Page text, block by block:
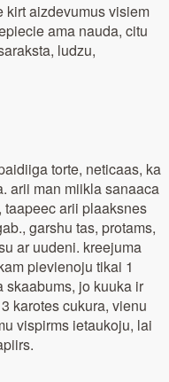
kirt aizdevumus visiem
ama nauda, citu
ludzu,
torte, neticaas, ka
arii man miikla sanaaca
arii plaaksnes
garshu tas, protams,
ar uudeni. kreejuma
pievienoju tikai 1
jo kuuka ir
karotes cukura, vienu
vispirms ietaukoju, lai